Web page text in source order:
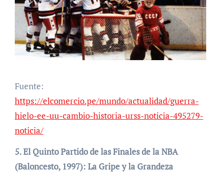
Fuente:
https://elcomercio.pe/mundo/actualidad/guerra-
hielo-ee-uu-cambio-historia-urss-noticia-495279-
noticia/
5. El Quinto Partido de las Finales de la NBA
(Baloncesto, 1997): La Gripe y la Grandeza